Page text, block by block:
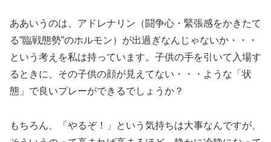
ああいうのは、アドレナリン（闘争心・緊張感をかきたて
る”臨戦態勢”のホルモン）が出過ぎなんじゃないか・・・
という考えを私は持っています。子供の手を引いて入場す
るときに、その子供の顔が見えてない・・・ような「状
態」で良いプレーができるでしょうか？
もちろん、「やるぞ！」という気持ちは大事なんですが、